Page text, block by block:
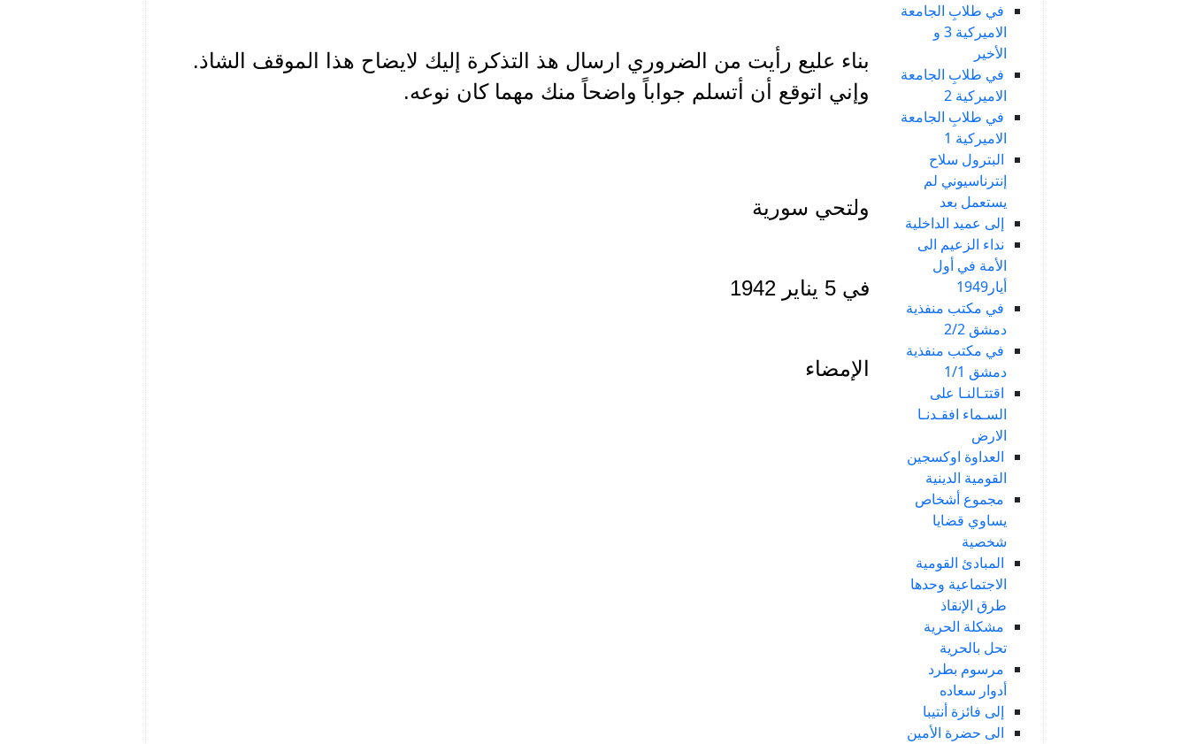
في طلابِ الجامعة
الاميركية 3 و
الأخير
في طلابِ الجامعة
الاميركية 2
في طلابِ الجامعة
الاميركية 1
البترول سلاح
إنترناسيوني لم
يستعمل بعد
إلى عميد الداخلية
نداء الزعيم الى
الأمة في أول
أيار1949
في مكتب منفذية
دمشق 2/2
في مكتب منفذية
دمشق 1/1
اقتتـالنـا على
السـماء افقـدنـا
الارض
العداوة اوكسجين
القومية الدينية
مجموع أشخاص
يساوي قضايا
شخصية
المبادئ القومية
الاجتماعية وحدها
طرق الإنقاذ
مشكلة الحرية
تحل بالحرية
مرسوم بطرد
أدوار سعاده
إلى فائزة أنتيبا
الى حضرة الأمين
بناء عليع رأيت من الضروري ارسال هذ التذكرة إليك لايضاح هذا الموقف الشاذ.
وإني اتوقع أن أتسلم جواباً واضحاً منك مهما كان نوعه.
ولتحي سورية
في 5 يناير 1942
الإمضاء